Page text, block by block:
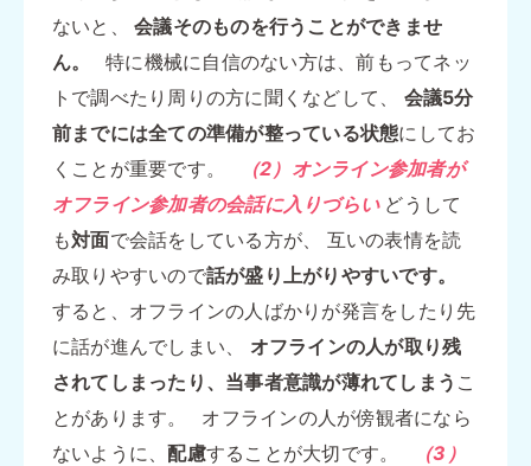
ないと、会議そのものを行うことができませ
ん。
特に機械に自信のない方は、前もってネッ
トで調べたり周りの方に聞くなどして、 会議5分
前までには全ての準備が整っている状態にしてお
くことが重要です。
（2）オンライン参加者が
オフライン参加者の会話に入りづらいどうして
も対面で会話をしている方が、 互いの表情を読
み取りやすいので話が盛り上がりやすいです。
すると、オフラインの人ばかりが発言をしたり先
に話が進んでしまい、 オフラインの人が取り残
されてしまったり、当事者意識が薄れてしまう こ
とがあります。 オフラインの人が傍観者になら
ないように、配慮することが大切です。
（3）